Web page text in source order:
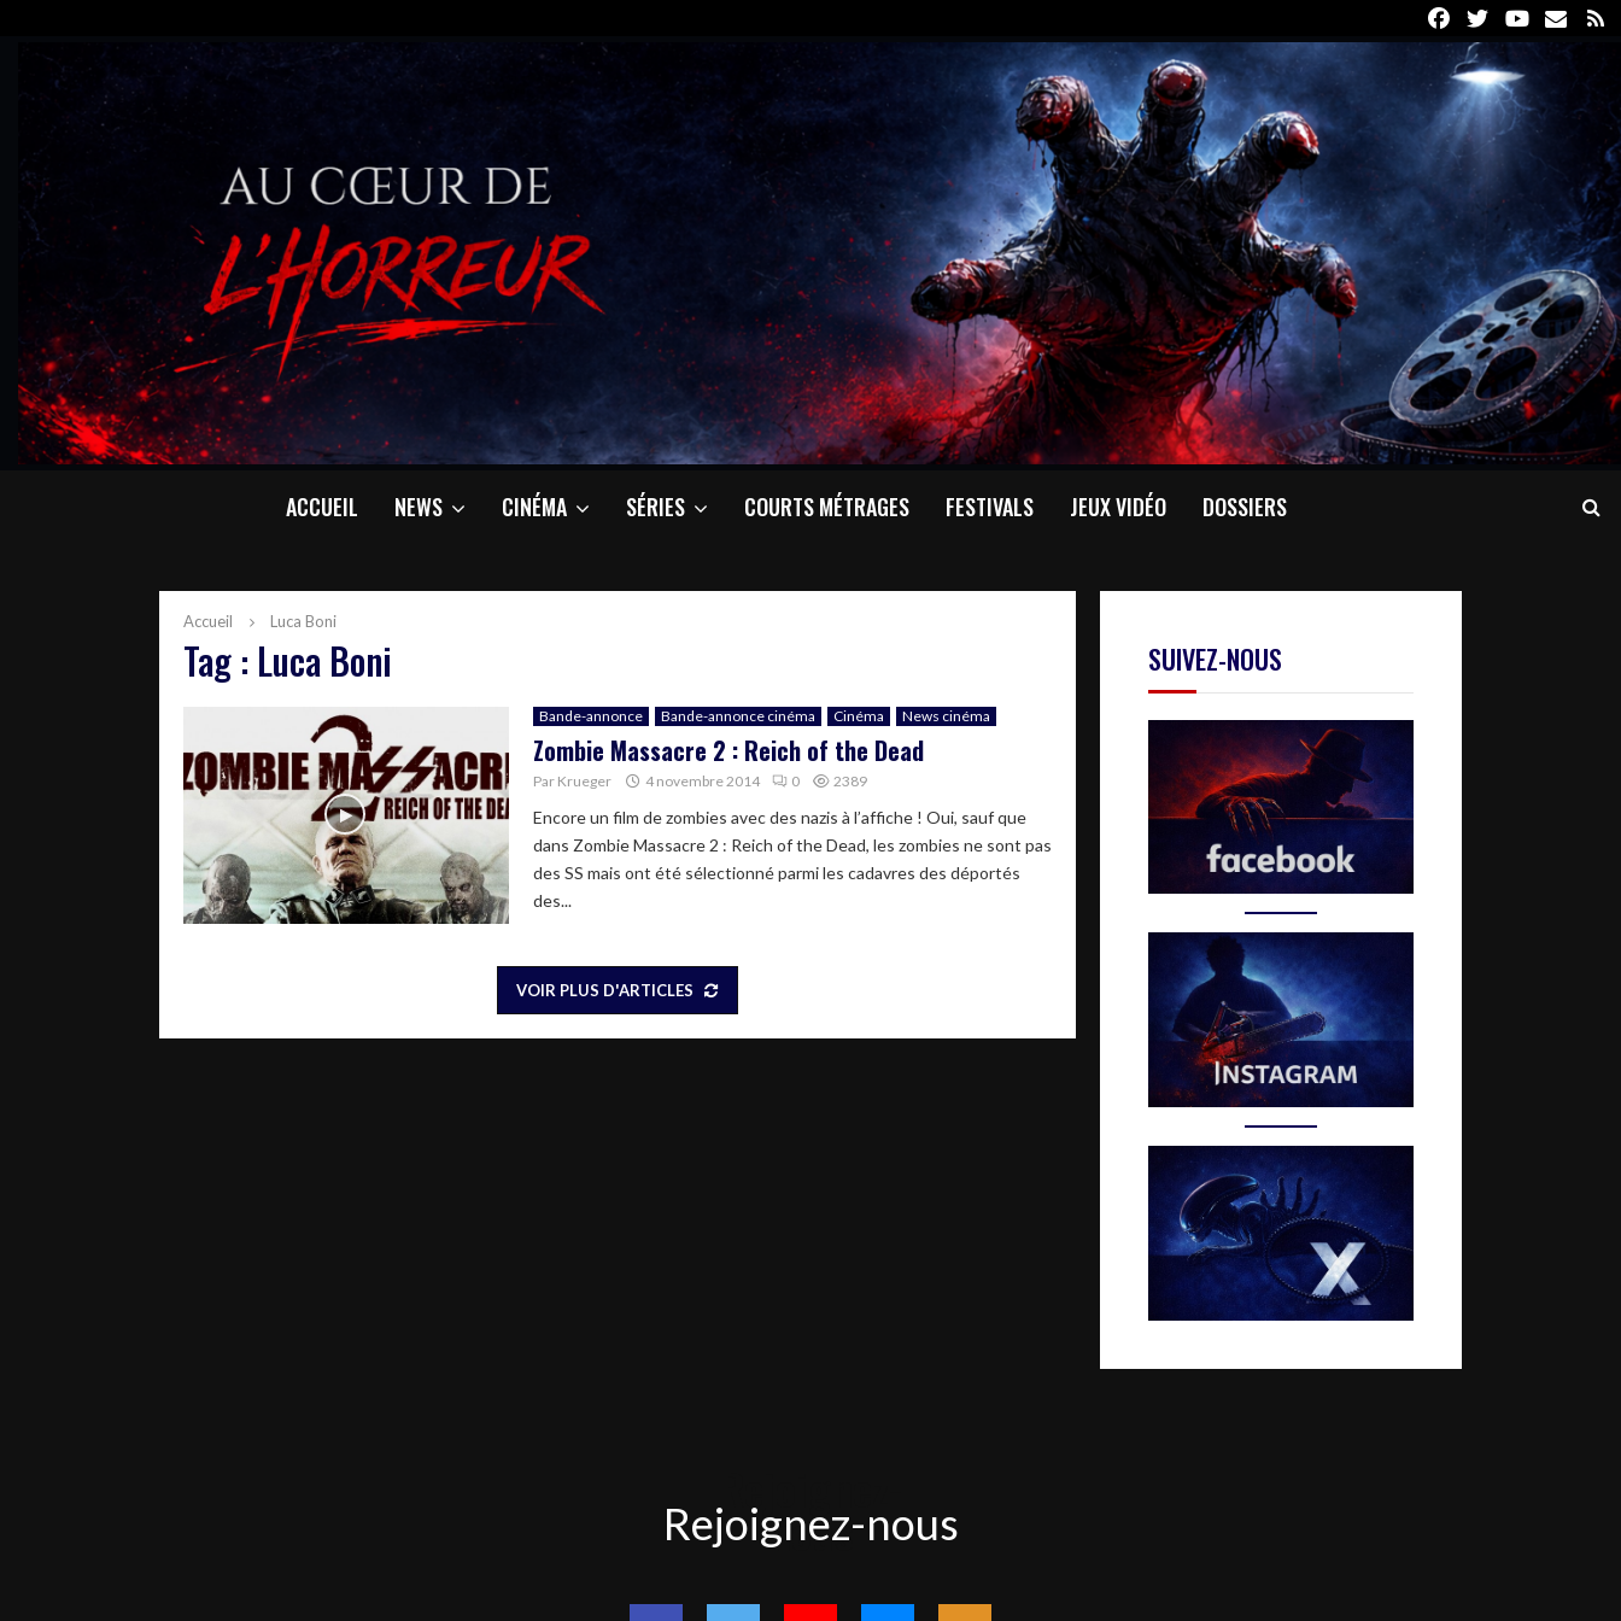
FacebookTwitterYoutube
Email
ACCUEIL NEWS CINÉMA SÉRIES COURTS MÉTRAGES FESTIVALS JEUX VIDÉO DOSSIERS
Accueil Luca Boni
Tag : Luca Boni
Bande-annonce Bande-annonce cinéma Cinéma News cinéma
Zombie Massacre 2 : Reich of the Dead
Par Krueger 4 novembre 2014 0 2389
Encore un film de zombies avec des nazis à l’affiche ! Oui, sauf que
dans Zombie Massacre 2 : Reich of the Dead, les zombies ne sont pas
des SS mais ont été sélectionné parmi les cadavres des déportés
des...
VOIR PLUS D'ARTICLES
SUIVEZ-NOUS
nous
Rejoignez-nous